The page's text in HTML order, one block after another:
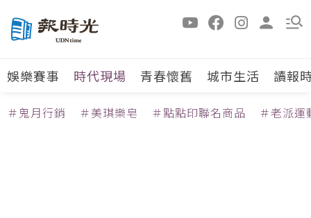
娛樂賽事 時代現場 青春懷舊 城市生活 讀報
＃鬼月行銷 ＃美琪樂皂 ＃點點印聯名商品 ＃老派運